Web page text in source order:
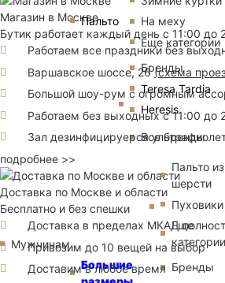
Мужчинам
Пальто
На меху
Еще категории
Бренды
Teresa Tardia
Heresis
Все бренды
Большие
Пальто из
шерсти
Пуховики
Еще
категории
Бренды
Магазин в Москве
Бутик работает каждый день с 11:00 до
Работаем все праздники без
Варшавское шоссе, 26(схема
Большой шоу-рум с огромным
Работаем без выходных с 11:00 до
Зал дезинфицируерся
подробнее >>
Доставка по Москве и области
Бесплатно и без спешки
Доставка в пределах МКАД
Привозим до 10 вещей на выбор
Доставим в любое время